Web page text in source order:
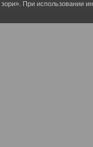
зори». При использовании